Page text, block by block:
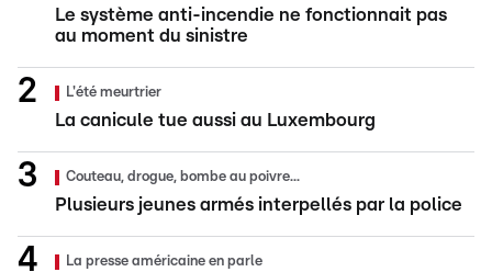
Le système anti-incendie ne fonctionnait pas
au moment du sinistre
L'été meurtrier
La canicule tue aussi au Luxembourg
Couteau, drogue, bombe au poivre...
Plusieurs jeunes armés interpellés par la police
La presse américaine en parle